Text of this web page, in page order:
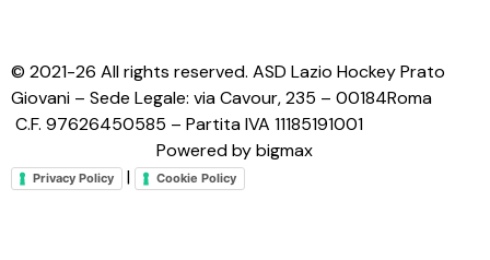
© 2021-26 All rights reserved. ASD Lazio Hockey Prato
Giovani – Sede Legale: via Cavour, 235 – 00184Roma
C.F. 97626450585 – Partita IVA 11185191001
Powered by bigmax
Privacy Policy | Cookie Policy